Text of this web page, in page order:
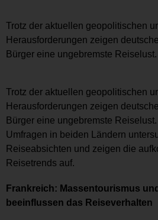
Trotz der aktuellen geopolitischen
Herausforderungen zeigen
Bürger eine ungebremste Reiselust.
Trotz der aktuellen geopolitischen
Herausforderungen zeigen
Bürger eine ungebremste
Umfragen in beiden Ländern
Reiseabsichten und zeigen die
Reisetrends auf.
Frankreich: Massentourismus
beeinflussen das Reiseverhalten